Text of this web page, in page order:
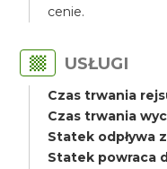
cenie.
USŁUGI
Czas trwania
Czas trwania
Statek odpływa
Statek powraca